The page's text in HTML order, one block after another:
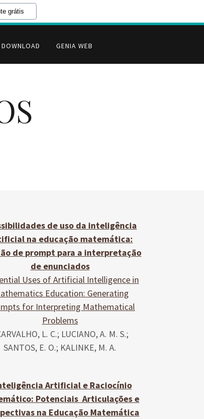
grátis
DOWNLOAD GENIA WEB
de uso da inteligência
na educação matemática:
de prompt para a interpretação
de enunciados
Uses of Artificial Intelligence in
Education: Generating
for Interpreting Mathematical
Problems
L. C.; LUCIANO, A. M. S.;
SANTOS, E. O.; KALINKE, M. A.
Artificial e Raciocínio
Potenciais Articulações e
na Educação Matemática